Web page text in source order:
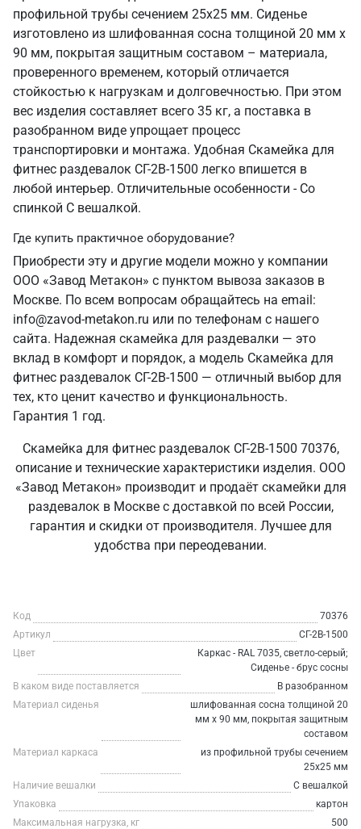
профильной трубы сечением 25х25 мм. Сиденье
изготовлено из шлифованная сосна толщиной 20 мм х
90 мм, покрытая защитным составом – материала,
проверенного временем, который отличается
стойкостью к нагрузкам и долговечностью. При этом
вес изделия составляет всего 35 кг, а поставка в
разобранном виде упрощает процесс
транспортировки и монтажа. Удобная Скамейка для
фитнес раздевалок СГ-2В-1500 легко впишется в
любой интерьер. Отличительные особенности - Со
спинкой С вешалкой.
Где купить практичное оборудование?
Приобрести эту и другие модели можно у компании
ООО «Завод Метакон» с пунктом вывоза заказов в
Москве. По всем вопросам обращайтесь на email:
info@zavod-metakon.ru или по телефонам с нашего
сайта. Надежная скамейка для раздевалки — это
вклад в комфорт и порядок, а модель Скамейка для
фитнес раздевалок СГ-2В-1500 — отличный выбор для
тех, кто ценит качество и функциональность.
Гарантия 1 год.
Скамейка для фитнес раздевалок СГ-2В-1500 70376,
описание и технические характеристики изделия. ООО
«Завод Метакон» производит и продаёт скамейки для
раздевалок в Москве с доставкой по всей России,
гарантия и скидки от производителя. Лучшее для
удобства при переодевании.
Код
70376
Артикул
СГ-2В-1500
Цвет
Каркас - RAL 7035, светло-серый;
Сиденье - брус сосны
В каком виде поставляется
В разобранном
Материал сиденья
шлифованная сосна толщиной 20
мм х 90 мм, покрытая защитным
составом
Материал каркаса
из профильной трубы сечением
25х25 мм
Наличие вешалки
С вешалкой
Упаковка
картон
Максимальная нагрузка, кг
500